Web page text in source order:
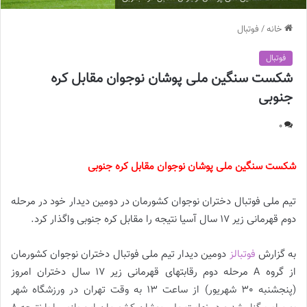
خانه/ فوتبال
فوتبال
شکست سنگین ملی پوشان نوجوان مقابل کره
جنوبی
0
شکست سنگین ملی پوشان نوجوان مقابل کره جنوبی
تیم ملی فوتبال دختران نوجوان کشورمان در دومین دیدار خود در مرحله
دوم قهرمانی زیر 17 سال آسیا نتیجه را مقابل کره جنوبی واگذار کرد.
به گزارش فوتبالز دومین دیدار تیم ملی فوتبال دختران نوجوان کشورمان
از گروه A مرحله دوم رقابتهای قهرمانی زیر 17 سال دختران امروز
(پنجشنبه 30 شهریور) از ساعت 13 به وقت تهران در ورزشگاه شهر